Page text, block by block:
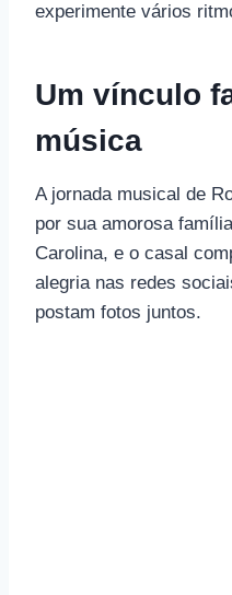
experimente vários
Um vínculo
música
A jornada musical de
por sua amorosa
Carolina, e o casal
alegria nas redes
postam fotos juntos.